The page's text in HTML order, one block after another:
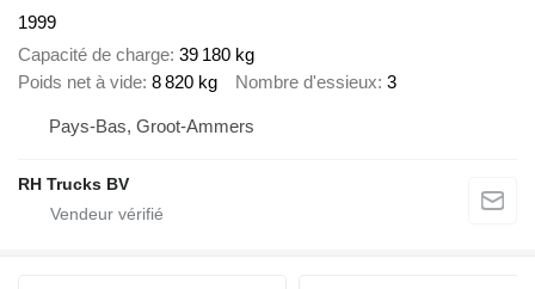
1999
Capacité de charge 39 180 kg
Poids net à vide 8 820 kg Nombre d'essieux 3
Pays-Bas, Groot-Ammers
RH Trucks BV